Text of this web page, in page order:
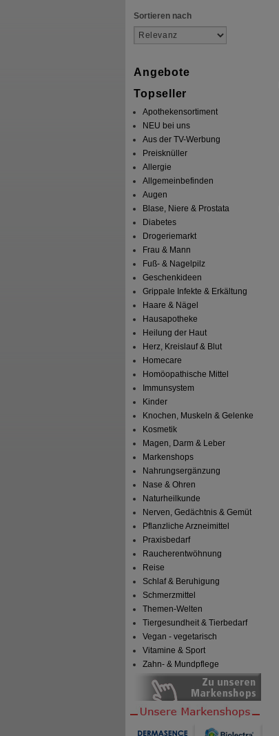
Sortieren nach
Angebote
Topseller
Apothekensortiment
NEU bei uns
Aus der TV-Werbung
Preisknüller
Allergie
Allgemeinbefinden
Augen
Blase, Niere & Prostata
Diabetes
Drogeriemarkt
Frau & Mann
Fuß- & Nagelpilz
Geschenkideen
Grippale Infekte & Erkältung
Haare & Nägel
Hausapotheke
Heilung der Haut
Herz, Kreislauf & Blut
Homecare
Homöopathische Mittel
Immunsystem
Kinder
Knochen, Muskeln & Gelenke
Kosmetik
Magen, Darm & Leber
Markenshops
Nahrungsergänzung
Nase & Ohren
Naturheilkunde
Nerven, Gedächtnis & Gemüt
Pflanzliche Arzneimittel
Praxisbedarf
Raucherentwöhnung
Reise
Schlaf & Beruhigung
Schmerzmittel
Themen-Welten
Tiergesundheit & Tierbedarf
Vegan - vegetarisch
Vitamine & Sport
Zahn- & Mundpflege